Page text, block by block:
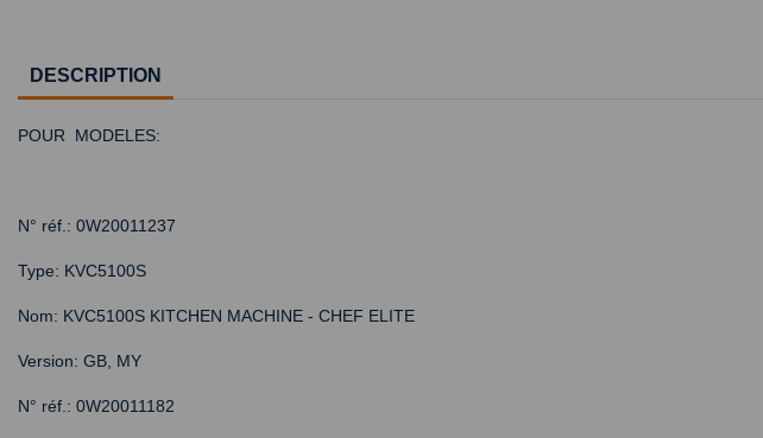
DESCRIPTION
POUR MODELES:
N° réf.: 0W20011237
Type: KVC5100S
Nom: KVC5100S KITCHEN MACHINE - CHEF ELITE
Version: GB, MY
N° réf.: 0W20011182